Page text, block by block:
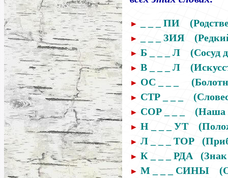
► _ _ _ ПИ
► _ _ _ ЗИЯ
► Б _ _ _ Л (Сосуд
► В _ _ _ Л
► ОС _ _ _
► СТР _ _ _
► СОР _ _ _ (Наша
► Н _ _ _ УТ
► Л _ _ _ ТОР
► К _ _ _ РДА (Знак
► М _ _ _ СИНЫ